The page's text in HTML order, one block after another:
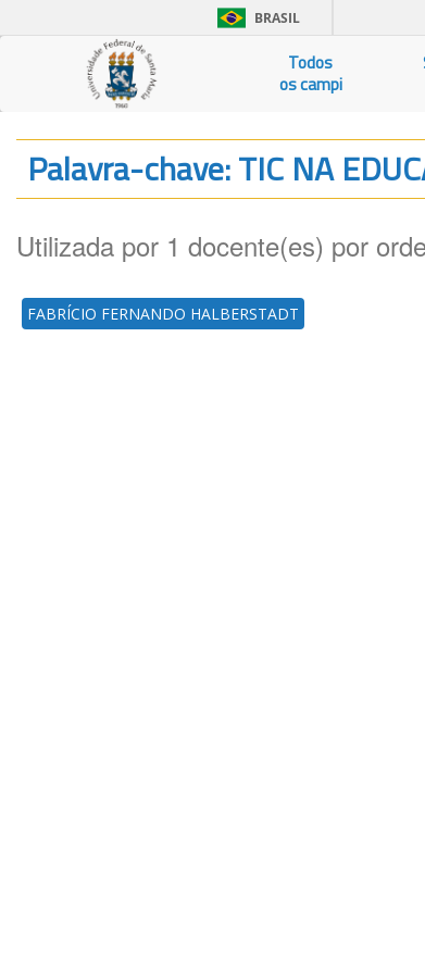
BRASIL
Todos
os campi
Palavra-chave: TIC NA
Utilizada por 1 docente(es) por
FABRÍCIO FERNANDO HALBERSTADT